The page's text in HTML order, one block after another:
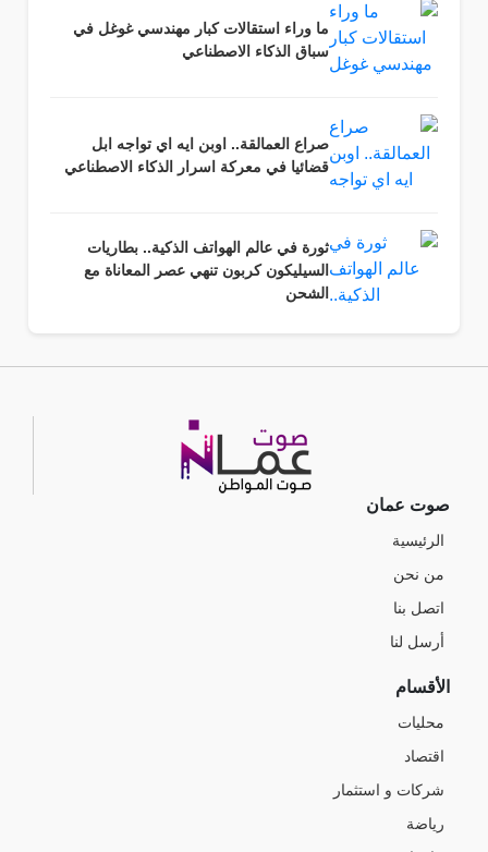
ما وراء استقالات كبار مهندسي غوغل في
سباق الذكاء الاصطناعي
صراع العمالقة.. اوبن ايه اي تواجه ابل
قضائيا في معركة اسرار الذكاء الاصطناعي
ثورة في عالم الهواتف الذكية.. بطاريات
السيليكون كربون تنهي عصر المعاناة مع
الشحن
صوت عمان
الرئيسية
من نحن
اتصل بنا
أرسل لنا
الأقسام
محليات
اقتصاد
شركات و استثمار
رياضة